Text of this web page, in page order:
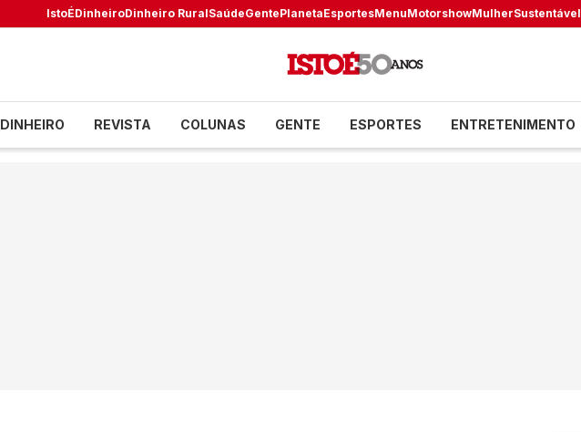
IstoÉDinheiroDinheiro RuralSaúdeGentePlanetaEsportesMenuMotorshowMulherSustentável
DINHEIRO REVISTA COLUNAS GENTE ESPORTES ENTRETENIMENTO